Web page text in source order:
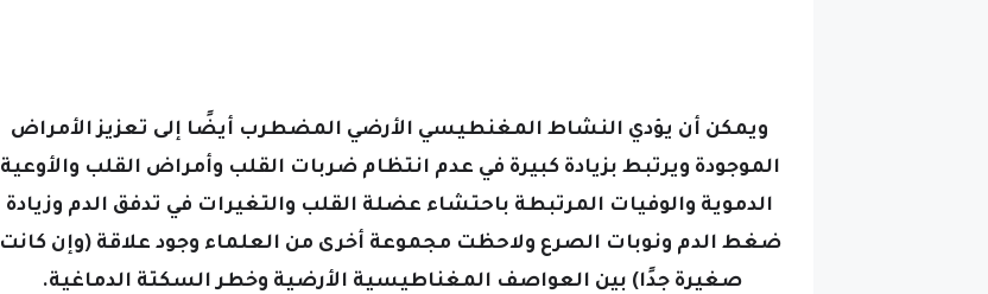
ويمكن أن يؤدي النشاط المغنطيسي الأرضي المضطرب أيضًا إلى تعزيز الأمراض
الموجودة ويرتبط بزيادة كبيرة في عدم انتظام ضربات القلب وأمراض القلب والأوعية
الدموية والوفيات المرتبطة باحتشاء عضلة القلب والتغيرات في تدفق الدم وزيادة
ضغط الدم ونوبات الصرع ولاحظت مجموعة أخرى من العلماء وجود علاقة (وإن كانت
صغيرة جدًا) بين العواصف المغناطيسية الأرضية وخطر السكتة الدماغية.